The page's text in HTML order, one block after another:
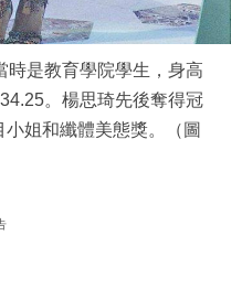
時是教育學院學生，身高
。楊思琦先後奪得冠
姐和纖體美態獎。（圖